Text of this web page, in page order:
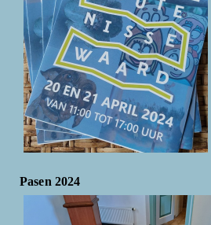
Pasen 2024